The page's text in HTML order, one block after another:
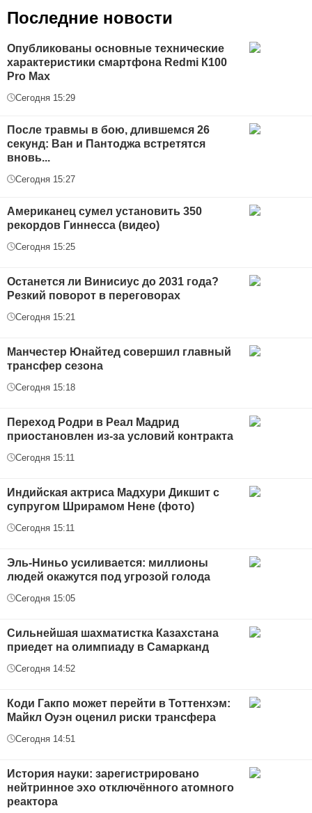
Последние новости
Опубликованы основные технические
характеристики смартфона Redmi К100
Pro Max
Сегодня 15:29
После травмы в бою, длившемся 26
секунд: Ван и Пантоджа встретятся
вновь...
Сегодня 15:27
Американец сумел установить 350
рекордов Гиннесса (видео)
Сегодня 15:25
Останется ли Винисиус до 2031 года?
Резкий поворот в переговорах
Сегодня 15:21
Манчестер Юнайтед совершил главный
трансфер сезона
Сегодня 15:18
Переход Родри в Реал Мадрид
приостановлен из-за условий контракта
Сегодня 15:11
Индийская актриса Мадхури Дикшит с
супругом Шрирамом Нене (фото)
Сегодня 15:11
Эль-Ниньо усиливается: миллионы
людей окажутся под угрозой голода
Сегодня 15:05
Сильнейшая шахматистка Казахстана
приедет на олимпиаду в Самарканд
Сегодня 14:52
Коди Гакпо может перейти в Тоттенхэм:
Майкл Оуэн оценил риски трансфера
Сегодня 14:51
История науки: зарегистрировано
нейтринное эхо отключённого атомного
реактора